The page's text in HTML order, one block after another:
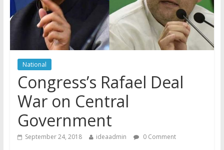
National
Congress’s Rafael Deal
War on Central
Government
September 24, 2018 ideaadmin 0 Comment